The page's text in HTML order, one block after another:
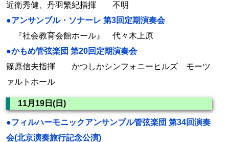
近衛秀健、丹羽繁紀指揮 不明
●アンサンブル・ソナーレ 第3回定期演奏会
『社会教育会館ホール』 代々木上原
●かもめ管弦楽団 第20回定期演奏会
篠原信夫指揮 かつしかシンフォニーヒルズ モーツ
ァルトホール
11月19日(日)
●フィルハーモニックアンサンブル管弦楽団 第34回演奏
会(北京演奏旅行記念公演)